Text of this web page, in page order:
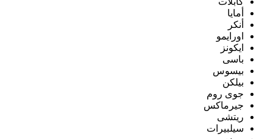
أمايا
أنكر
اورايمو
ايكونز
باسى
بيسوس
بيلكن
جوى روم
جيرماكس
ريتشى
سيلبيرات